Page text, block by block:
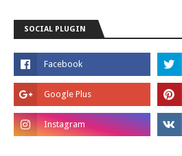
SOCIAL PLUGIN